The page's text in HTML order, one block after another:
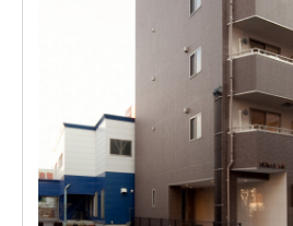
物件情報
物件名 MiRiA 大供
総戸数 15戸